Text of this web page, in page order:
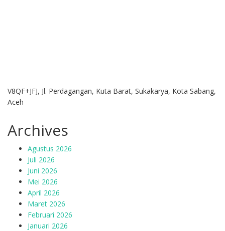
V8QF+JFJ, Jl. Perdagangan, Kuta Barat, Sukakarya, Kota Sabang,
Aceh
Archives
Agustus 2026
Juli 2026
Juni 2026
Mei 2026
April 2026
Maret 2026
Februari 2026
Januari 2026